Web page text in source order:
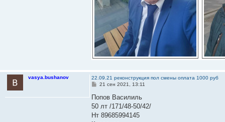
vasya.bushanov
22.09.21 реконструкция пол смены оплата 1000 руб
С
о
щ
е
21 сен 2021, 13:11
Попов Василиль
50 лт /171/48-50/42/
Нт 89685994145